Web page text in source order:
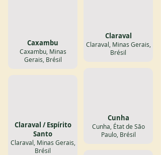
Caxambu
Caxambu, Minas
Gerais, Brésil
Claraval / Espírito
Santo
Claraval, Minas Gerais,
Brésil
Claraval
Claraval, Minas Gerais,
Brésil
Cunha
Cunha, État de São
Paulo, Brésil